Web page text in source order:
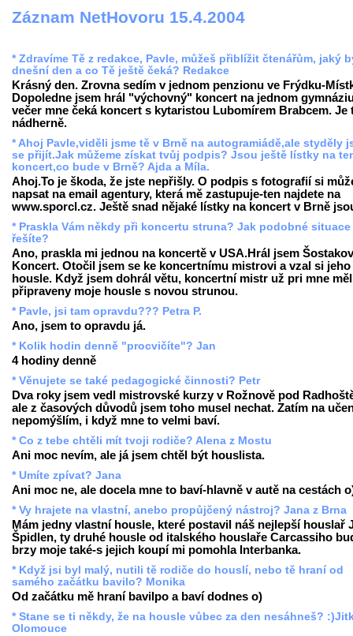
Záznam NetHovoru 15.4.2004
* Zdravíme Tě z redakce, Pavle, můžeš přiblížit čtenářům, jaký
dnešní den a co Tě ještě čeká? Redakce
Krásný den. Zrovna sedím v jednom penzionu ve Frýdku-
Dopoledne jsem hrál "výchovný" koncert na jednom
večer mne čeká koncert s kytaristou Lubomírem Brabcem. Je
nádherně.
* Ahoj Pavle,viděli jsme tě v Brně na autogramiádě,ale styděly
se přijít.Jak můžeme získat tvůj podpis? Jsou ještě lístky na
koncert,co bude v Brně? Ajda a Míla.
Ahoj.To je škoda, že jste nepřišly. O podpis s fotografií si
napsat na email agentury, která mě zastupuje-ten najdete na
www.sporcl.cz. Ještě snad nějaké lístky na koncert v Brně
* Praskla Vám někdy při koncertu struna? Jak podobné situace
řešíte?
Ano, praskla mi jednou na koncertě v USA.Hrál jsem
Koncert. Otočil jsem se ke koncertnímu mistrovi a vzal si jeho
housle. Když jsem dohrál větu, koncertní mistr už pri mne měl
připraveny moje housle s novou strunou.
* Pavle, jsi tam opravdu??? Petra P.
Ano, jsem to opravdu já.
* Kolik hodin denně "procvičíte"? Jan
4 hodiny denně
* Věnujete se také pedagogické činnosti? Petr
Dva roky jsem vedl mistrovské kurzy v Rožnově pod
ale z časových důvodů jsem toho musel nechat. Zatím na
nepomýšlím, i když mne to velmi baví.
* Co z tebe chtěli mít tvoji rodiče? Alena z Mostu
Ani moc nevím, ale já jsem chtěl být houslista.
* Umíte zpívat? Jana
Ani moc ne, ale docela mne to baví-hlavně v autě na cestách
* Vy hrajete na vlastní, anebo propůjčený nástroj? Jana z Brna
Mám jedny vlastní housle, které postavil náš nejlepší houslař
Špidlen, ty druhé housle od italského houslaře Carcassiho
brzy moje také-s jejich koupí mi pomohla Interbanka.
* Když jsi byl malý, nutili tě rodiče do houslí, nebo tě hraní od
samého začátku bavilo? Monika
Od začátku mě hraní bavilpo a baví dodnes o)
* Stane se ti někdy, že na housle vůbec za den nesáhneš?
Olomouce